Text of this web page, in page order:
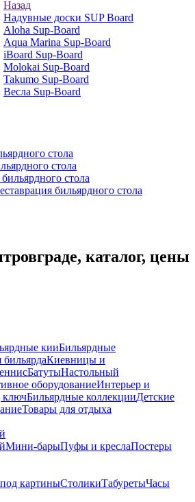
Назад
Надувные доски SUP Board
Aloha Sup-Board
Aqua Marina Sup-Board
iBoard Sup-Board
Molokai Sup-Board
Takumo Sup-Board
Весла Sup-Board
стола
стола
стола
бильярдного стола
каталог, цены
кииБильярдные
Киевницы и
БатутыНастольный
оборудованиеИнтерьер и
ключБильярдные коллекцииДетские
Товары для отдыха
Мини-барыПуфы и креслаПостеры
картиныСтоликиТабуретыЧасы